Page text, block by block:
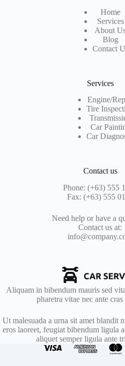
Home
Services
About
Blog
Contact
Services
Engine/
Tire
Car
Car
Contact us
Phone: (+63) 555
Fax: (+63) 555
Need help or have a
Contact us at:
Aliquam in bibendum mauris sed
pharetra vitae nec ante
Ut malesuada a urna sit amet blandit
eros laoreet, feugiat bibendum ligula
aliquet semper ligula ante